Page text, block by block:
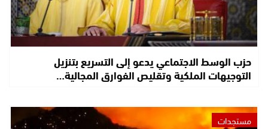
حزب الوسط الاجتماعي يدعو إلى التسريع بتنزيل
التوجيهات الملكية وتقليص الفوارق المجالية…
مستجدات